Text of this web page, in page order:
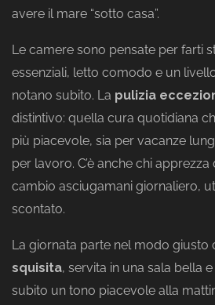
avere il mare “sotto casa”.
Le camere sono pensate per farti
essenziali, letto comodo e un
notano subito. La pulizia
distintivo: quella cura quotidiana
più piacevole, sia per vacanze
per lavoro. C’è anche chi
cambio asciugamani giornaliero,
scontato.
La giornata parte nel modo giusto
squisita, servita in una sala bella
subito un tono piacevole alla